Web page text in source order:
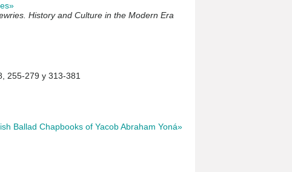
History and Culture in the Modern Era
255-279 y 313-381
Ballad Chapbooks of Yacob Abraham Yoná»